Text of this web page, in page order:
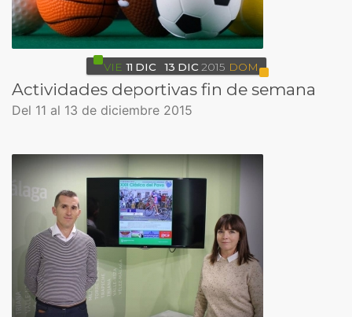
VIE 11 DIC 13 DIC 2015 DOM
Actividades deportivas fin de semana
Del 11 al 13 de diciembre 2015